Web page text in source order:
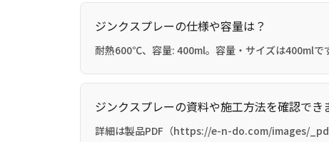
ジンクスプレーの仕様や容量は？
耐熱600℃、容量: 400ml。容量・サイズは400mlで
ジンクスプレーの資料や施工方法を確認でき
詳細は製品PDF（https://e-n-do.com/images/